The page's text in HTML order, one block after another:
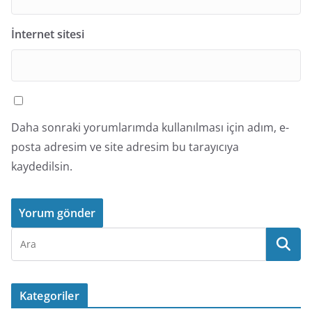
İnternet sitesi
Daha sonraki yorumlarımda kullanılması için adım, e-
posta adresim ve site adresim bu tarayıcıya
kaydedilsin.
Kategoriler